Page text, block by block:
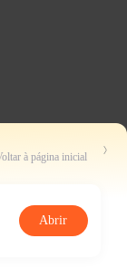
à página inicial
Abrir